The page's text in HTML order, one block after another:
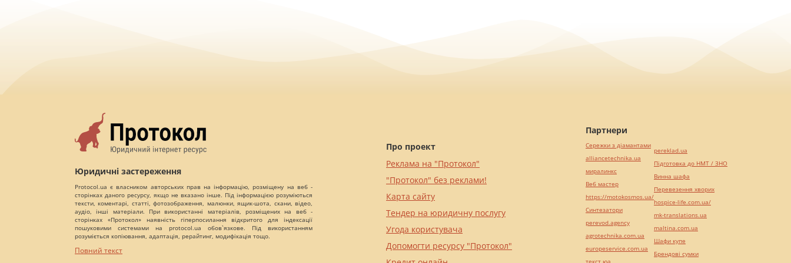
Юридичні застереження
Protocol.ua є власником авторських прав на інформацію, розміщену на веб -
сторінках даного ресурсу, якщо не вказано інше. Під інформацією розуміються
тексти, коментарі, статті, фотозображення, малюнки, ящик-шота, скани, відео,
аудіо, інші матеріали. При використанні матеріалів, розміщених на веб -
сторінках «Протокол» наявність гіперпосилання відкритого для індексації
пошуковими системами на protocol.ua обов`язкове. Під використанням
розуміється копіювання, адаптація, рерайтинг, модифікація тощо.
Повний текст
Про проект
Реклама на "Протокол"
"Протокол" без реклами!
Карта сайту
Тендер на юридичну послугу
Угода користувача
Допомогти ресурсу "Протокол"
Партнери
Сережки з діамантами
alliancetechnika.ua
миралинкс
Веб мастер
https://motokosmos.ua/
Синтезатори
perevod.agency
agrotechnika.com.ua
europeservice.com.ua
текст юа
pereklad.ua
Підготовка до НМТ / ЗНО
Винна шафа
Перевезення хворих
hospice-life.com.ua/
mk-translations.ua
maltina.com.ua
Шафи купе
Брендові сумки